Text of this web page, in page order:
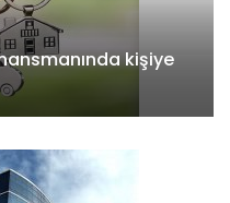
kişiye